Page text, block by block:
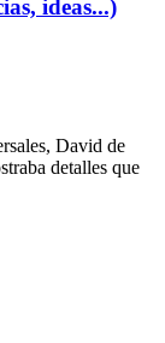
ideas...)
David de
detalles que